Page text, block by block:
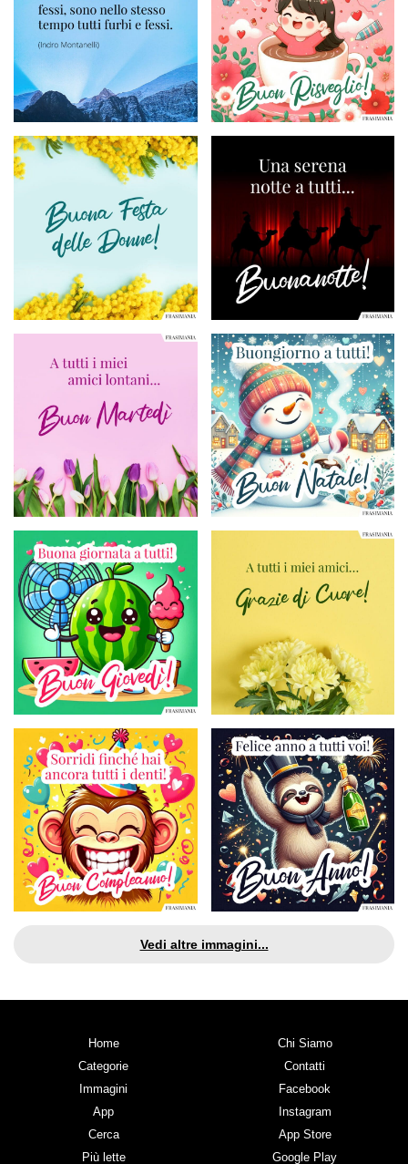
Vedi altre immagini...
Home
Categorie
Immagini
App
Cerca
Più lette
Chi Siamo
Contatti
Facebook
Instagram
App Store
Google Play